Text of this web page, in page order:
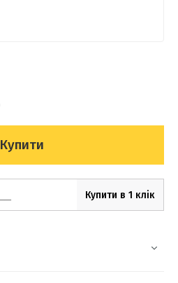
Купити
Купити в 1 клік